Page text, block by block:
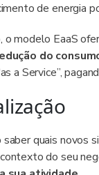
de energia
o modelo EaaS
do
a Service”,
saber quais novos
do seu